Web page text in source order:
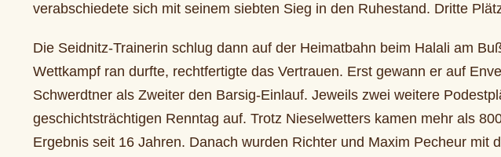
verabschiedete sich mit seinem siebten Sieg in den Ruhestand. Dritte
Die Seidnitz-Trainerin schlug dann auf der Heimatbahn beim Halali am
Wettkampf ran durfte, rechtfertigte das Vertrauen. Erst gewann er auf
Schwerdtner als Zweiter den Barsig-Einlauf. Jeweils zwei weitere
geschichtsträchtigen Renntag auf. Trotz Nieselwetters kamen mehr als
Ergebnis seit 16 Jahren. Danach wurden Richter und Maxim Pecheur